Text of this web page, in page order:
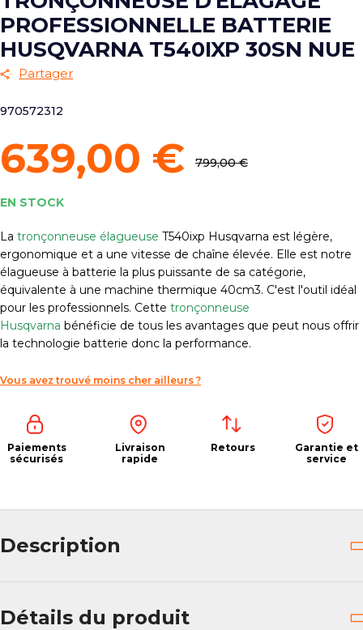
PROFESSIONNELLE BATTERIE
HUSQVARNA T540IXP 30SN NUE
Partager
970572312
639,00 € 799,00 €
EN STOCK
La tronçonneuse élagueuse T540ixp Husqvarna est légère,
ergonomique et a une vitesse de chaîne élevée. Elle est notre
élagueuse à batterie la plus puissante de sa catégorie,
équivalente à une machine thermique 40cm3. C'est l'outil idéal
pour les professionnels. Cette tronçonneuse
Husqvarna bénéficie de tous les avantages que peut nous offrir
la technologie batterie donc la performance.
Vous avez trouvé moins cher ailleurs ?
Paiements
sécurisés
Livraison
rapide
Retours
Garantie et
service
Description
Détails du produit